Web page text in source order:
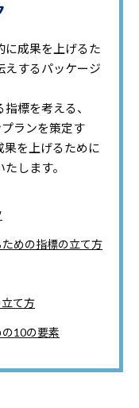
に成果を上げるた
えするパッケージ
標を考える、
ランを策定す
果を上げるために
します。
ための指標の立て方
立て方
の10の要素